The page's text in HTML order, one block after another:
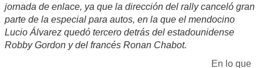
jornada de enlace, ya que la dirección del rally canceló gran
parte de la especial para autos, en la que el mendocino
Lucio Álvarez quedó tercero detrás del estadounidense
Robby Gordon y del francés Ronan Chabot.
En lo que